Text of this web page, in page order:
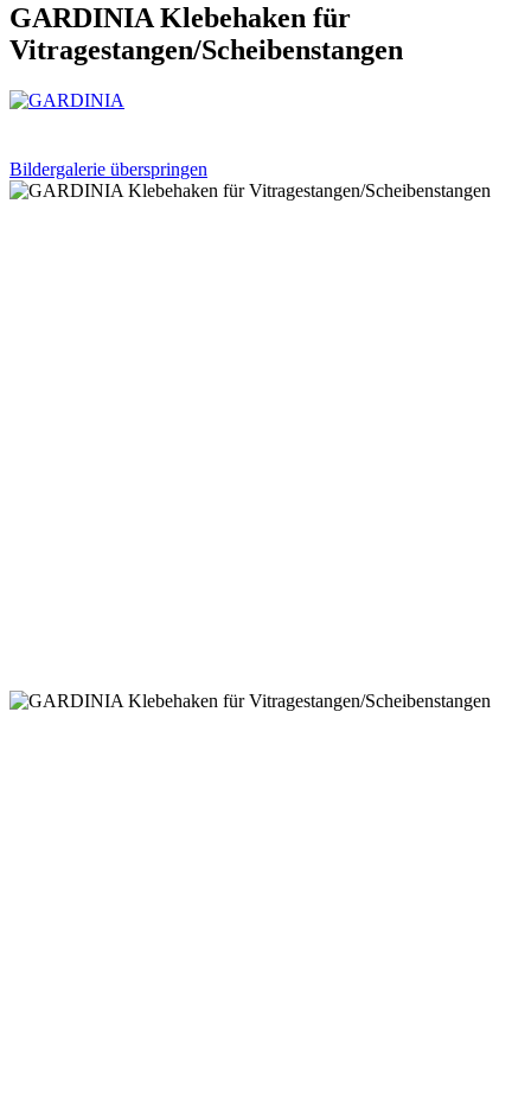
GARDINIA Klebehaken für
Vitragestangen/Scheibenstangen
Bildergalerie überspringen